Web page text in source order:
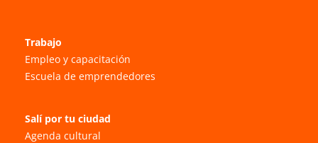
Trabajo
Empleo y capacitación
Escuela de emprendedores
Salí por tu ciudad
Agenda cultural